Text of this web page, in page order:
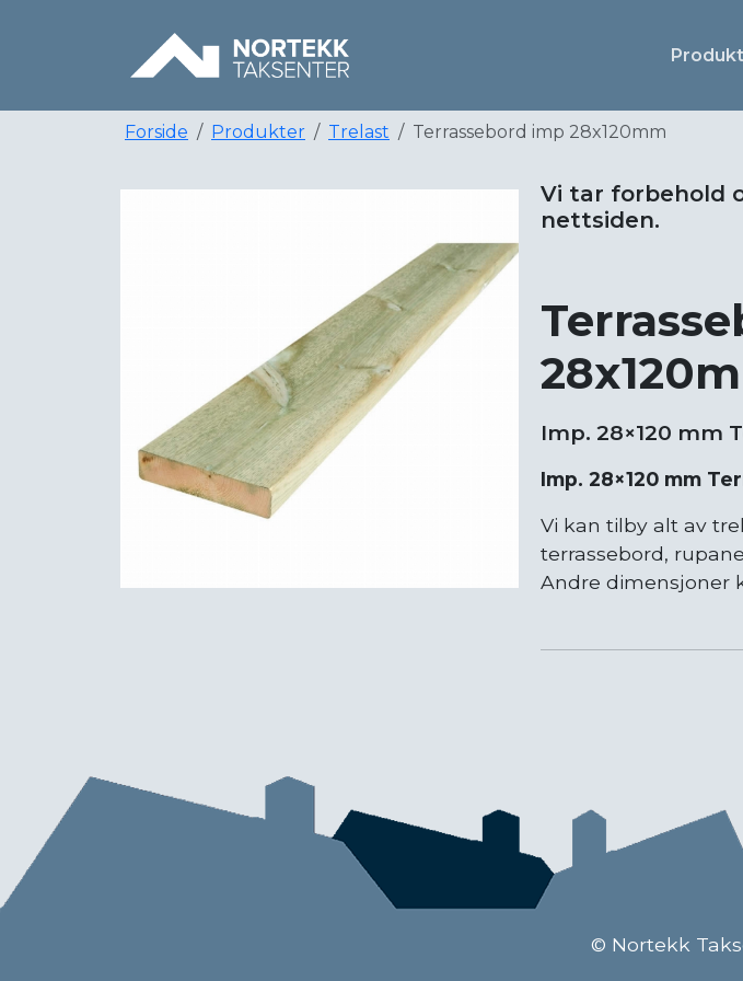
Forside Produkter Trelast Terrassebord imp 28x120mm
Vi tar forbehold
nettsiden.
Imp. 28×120 mm
Imp. 28×120 mm
Vi kan tilby alt av
terrassebord,
Andre dimensjoner
© Nortekk